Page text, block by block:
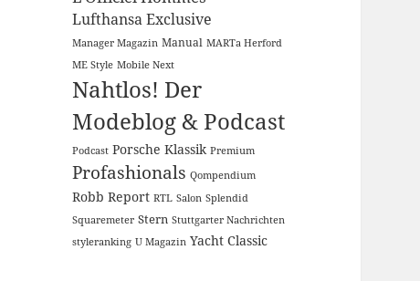
Lufthansa Exclusive
Manager Magazin Manual MARTa Herford
ME Style Mobile Next
Nahtlos! Der
Modeblog & Podcast
Podcast Porsche Klassik Premium
Profashionals Qompendium
Robb Report RTL Salon Splendid
Squaremeter Stern Stuttgarter Nachrichten
styleranking U Magazin Yacht Classic